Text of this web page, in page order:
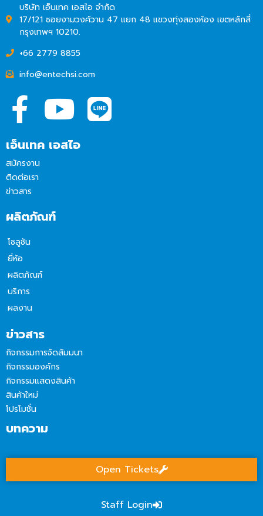
บริษัท เอ็นเทค เอสไอ จำกัด
17/121 ซอยงามวงศ์วาน 47 แยก 48 แขวงทุ่งสองห้อง เขตหลักสี่
กรุงเทพฯ 10210.
+66 2779 8855
info@entechsi.com
เอ็นเทค เอสไอ
สมัครงาน
ติดต่อเรา
ข่าวสาร
ผลิตภัณฑ์
โซลูชัน
ยี่ห้อ
ผลิตภัณฑ์
บริการ
ผลงาน
ข่าวสาร
กิจกรรมการจัดสัมมนา
กิจกรรมองค์กร
กิจกรรมแสดงสินค้า
สินค้าใหม่
โปรโมชั่น
บทความ
Open Tickets
Staff Login